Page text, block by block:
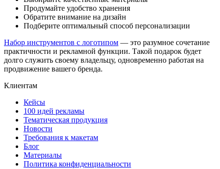
Продумайте удобство хранения
Обратите внимание на дизайн
Подберите оптимальный способ персонализации
Набор инструментов с логотипом — это разумное сочетание
практичности и рекламной функции. Такой подарок будет
долго служить своему владельцу, одновременно работая на
продвижение вашего бренда.
Клиентам
Кейсы
100 идей рекламы
Тематическая продукция
Новости
Требования к макетам
Блог
Материалы
Политика конфиденциальности